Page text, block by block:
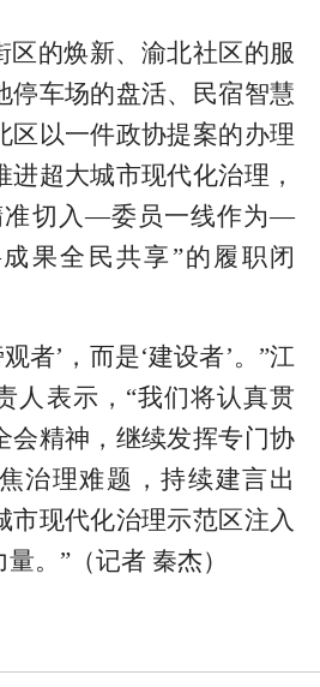
区的焕新、渝北社区的服
停车场的盘活、民宿智慧
区以一件政协提案的办理
超大城市现代化治理，
准切入—委员一线作为—
果全民共享”的履职闭
者’，而是‘建设者’。”江
人表示，“我们将认真贯
会精神，继续发挥专门协
治理难题，持续建言出
市现代化治理示范区注入
。”（记者 秦杰）